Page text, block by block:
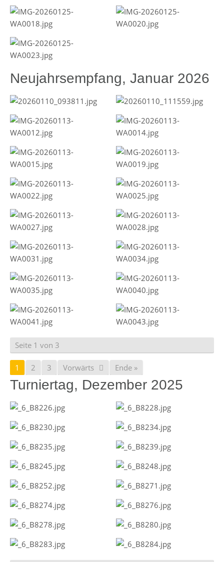
Neujahrsempfang, Januar 2026
Seite 1 von 3
1 2 3 Vorwärts Ende »
Turniertag, Dezember 2025